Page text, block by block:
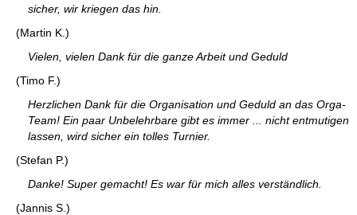
sicher, wir kriegen das hin.
(Martin K.)
Vielen, vielen Dank für die ganze Arbeit und Geduld
(Timo F.)
Herzlichen Dank für die Organisation und Geduld an das Orga-
Team! Ein paar Unbelehrbare gibt es immer ... nicht entmutigen
lassen, wird sicher ein tolles Turnier.
(Stefan P.)
Danke! Super gemacht! Es war für mich alles verständlich.
(Jannis S.)